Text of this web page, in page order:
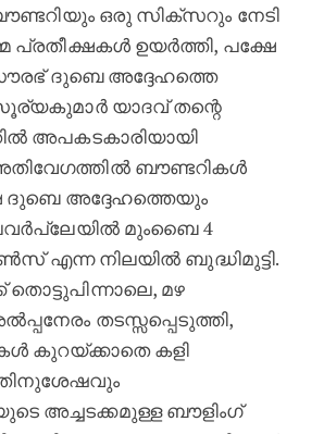
ഒരു സിക്സറും നേടി
പ്രതീക്ഷകൾ ഉയർത്തി, പക്ഷേ
ദുബെ അദ്ദേഹത്തെ
യാദവ് തന്റെ
അപകടകാരിയായി
ബൗണ്ടറികൾ
ദുബെ അദ്ദേഹത്തെയും
മുംബൈ 4
റൺസ് എന്ന നിലയിൽ ബുദ്ധിമുട്ടി.
മഴ
തടസ്സപ്പെടുത്തി,
കുറയ്ക്കാതെ കളി
അച്ചടക്കമുള്ള ബൗളിംഗ്